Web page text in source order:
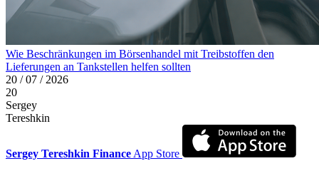
Wie Beschränkungen im Börsenhandel mit Treibstoffen den
Lieferungen an Tankstellen helfen sollten
20 / 07 / 2026
20
Sergey
Tereshkin
Sergey Tereshkin Finance App Store